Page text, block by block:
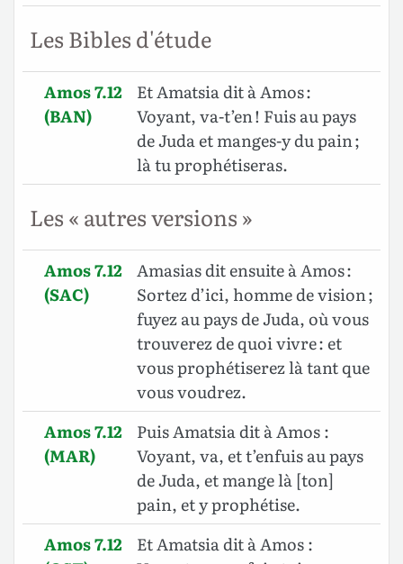
Les Bibles d'étude
Amos 7.12
(BAN)
Et Amatsia dit à Amos :
Voyant, va-t’en ! Fuis au pays
de Juda et manges-y du pain ;
là tu prophétiseras.
Les « autres versions »
Amos 7.12
(SAC)
Amasias dit ensuite à Amos :
Sortez d’ici, homme de vision ;
fuyez au pays de Juda, où vous
trouverez de quoi vivre : et
vous prophétiserez là tant que
vous voudrez.
Amos 7.12
(MAR)
Puis Amatsia dit à Amos :
Voyant, va, et t’enfuis au pays
de Juda, et mange là [ton]
pain, et y prophétise.
Amos 7.12
Et Amatsia dit à Amos :